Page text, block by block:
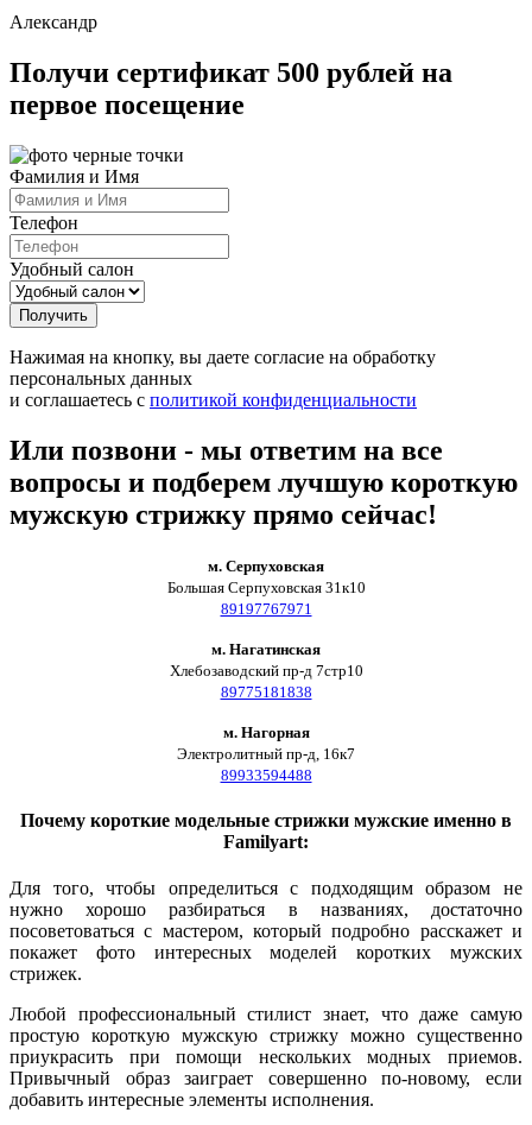
Александр
Получи сертификат 500 рублей на
первое посещение
Фамилия и Имя
Телефон
Удобный салон
Нажимая на кнопку, вы даете согласие на обработку
персональных данных
и соглашаетесь c политикой конфиденциальности
Или позвони - мы ответим на все
вопросы и подберем лучшую короткую
мужскую стрижку прямо сейчас!
м. Серпуховская
Большая Серпуховская 31к10
89197767971
м. Нагатинская
Хлебозаводский пр-д 7стр10
89775181838
м. Нагорная
Электролитный пр-д, 16к7
89933594488
Почему короткие модельные стрижки мужские именно в
Familyart:
Для того, чтобы определиться с подходящим образом не
нужно хорошо разбираться в названиях, достаточно
посоветоваться с мастером, который подробно расскажет и
покажет фото интересных моделей коротких мужских
стрижек.
Любой профессиональный стилист знает, что даже самую
простую короткую мужскую стрижку можно существенно
приукрасить при помощи нескольких модных приемов.
Привычный образ заиграет совершенно по-новому, если
добавить интересные элементы исполнения.